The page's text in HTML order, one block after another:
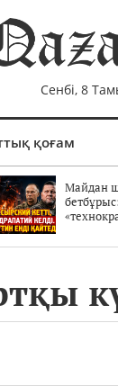
Сенбі, 8
қоғам
Майдан